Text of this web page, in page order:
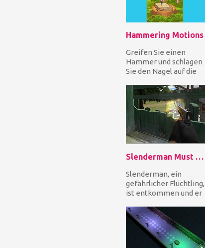
Hammering Motions
Greifen Sie einen
Hammer und schlagen
Sie den Nagel auf die
aber vermeiden Sie...
Slenderman Must Die In The Forest
Slenderman, ein
gefährlicher Flüchtling,
ist entkommen und er
es an dir, ih...